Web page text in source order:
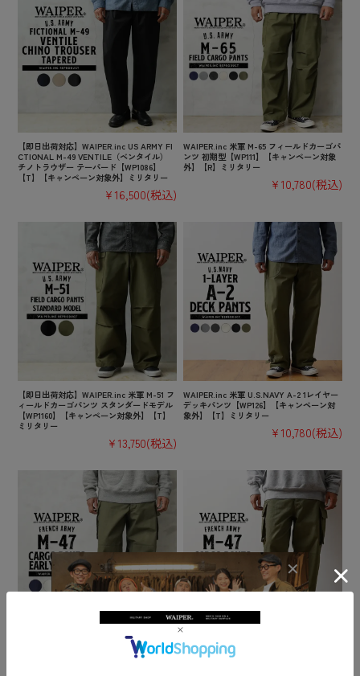
【即日出荷対応】WAIPER.inc US ARMY FI
CTIONAL M-49 VENTILE（ベンタイル）
チノトラウザー テーパード【WP1086】
【T】【キャンペーン対象外】ミリタリー
¥16,500(税込)
WAIPER.inc 米軍 M-65 フィールドカーゴパ
ンツ 初期型【WP111】【キャンペーン対象
外】【R】ミリタリー
¥10,780(税込)
【即日出荷対応】WAIPER.inc 米軍 M-51 フ
ィールドカーゴパンツ スタンダードモデル
【WP1160】【キャンペーン対象外】【T】
ミリタリー
¥13,750(税込)
WAIPER.inc 米軍 U.S.NAVY A-2 1レイヤー
デッキパンツ【WP126】【キャンペーン対
象外】【T】ミリタリー
¥10,780(税込)
WAIPER.inc フランス軍 M-47 カーゴパンツ
前期型 コットン製【WP93】【R】【キャン
【即日出荷対応】WAIPER.inc フランス軍 M
-47 カーゴパンツ 後期型 HBT【WP1026】